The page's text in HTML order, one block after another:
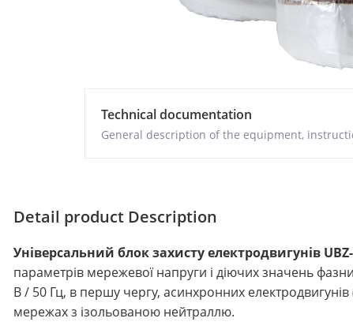
Technical documentation
General description of the equipment,
Detail product Description
Універсальний блок захисту електродвигунів
параметрів мережевої напруги і діючих значень
В / 50 Гц, в першу чергу, асинхронних електродвигунів
мережах з ізольованою нейтраллю.